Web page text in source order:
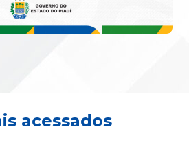
acessados